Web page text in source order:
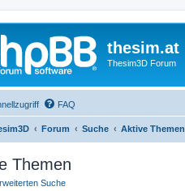
thesim.at
Thesim3D Forum
FAQ
Forum Suche Aktive Themen
Themen
Suche